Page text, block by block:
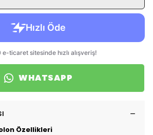
WHATSAPP
Özellikleri